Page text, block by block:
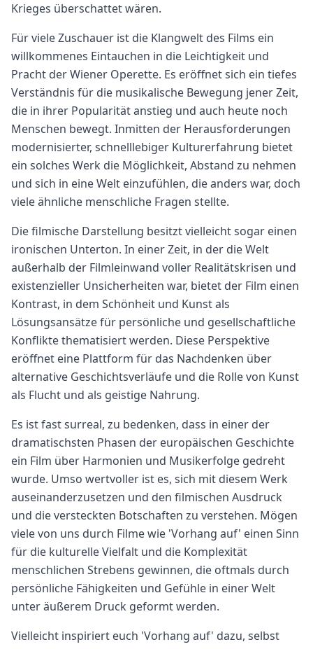
Krieges überschattet wären.
Für viele Zuschauer ist die Klangwelt des Films ein
willkommenes Eintauchen in die Leichtigkeit und
Pracht der Wiener Operette. Es eröffnet sich ein tiefes
Verständnis für die musikalische Bewegung jener Zeit,
die in ihrer Popularität anstieg und auch heute noch
Menschen bewegt. Inmitten der Herausforderungen
modernisierter, schnelllebiger Kulturerfahrung bietet
ein solches Werk die Möglichkeit, Abstand zu nehmen
und sich in eine Welt einzufühlen, die anders war, doch
viele ähnliche menschliche Fragen stellte.
Die filmische Darstellung besitzt vielleicht sogar einen
ironischen Unterton. In einer Zeit, in der die Welt
außerhalb der Filmleinwand voller Realitätskrisen und
existenzieller Unsicherheiten war, bietet der Film einen
Kontrast, in dem Schönheit und Kunst als
Lösungsansätze für persönliche und gesellschaftliche
Konflikte thematisiert werden. Diese Perspektive
eröffnet eine Plattform für das Nachdenken über
alternative Geschichtsverläufe und die Rolle von Kunst
als Flucht und als geistige Nahrung.
Es ist fast surreal, zu bedenken, dass in einer der
dramatischsten Phasen der europäischen Geschichte
ein Film über Harmonien und Musikerfolge gedreht
wurde. Umso wertvoller ist es, sich mit diesem Werk
auseinanderzusetzen und den filmischen Ausdruck
und die versteckten Botschaften zu verstehen. Mögen
viele von uns durch Filme wie 'Vorhang auf' einen Sinn
für die kulturelle Vielfalt und die Komplexität
menschlichen Strebens gewinnen, die oftmals durch
persönliche Fähigkeiten und Gefühle in einer Welt
unter äußerem Druck geformt werden.
Vielleicht inspiriert euch 'Vorhang auf' dazu, selbst